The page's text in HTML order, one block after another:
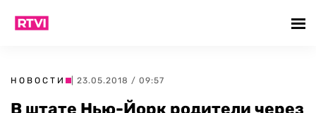
НОВОСТИ | 23.05.2018 / 09:57
В штате Нью-Йорк родители через